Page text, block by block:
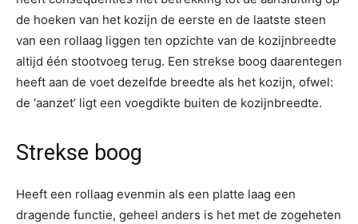
de hoeken van het kozijn de eerste en de laatste steen
van een rollaag liggen ten opzichte van de kozijnbreedte
altijd één stootvoeg terug. Een strekse boog daarentegen
heeft aan de voet dezelfde breedte als het kozijn, ofwel:
de ‘aanzet’ ligt een voegdikte buiten de kozijnbreedte.
Strekse boog
Heeft een rollaag evenmin als een platte laag een
dragende functie, geheel anders is het met de zogeheten